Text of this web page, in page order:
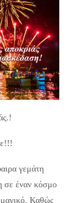
γεμάτη
σε έναν κόσμο
μαγικό. Καθώς